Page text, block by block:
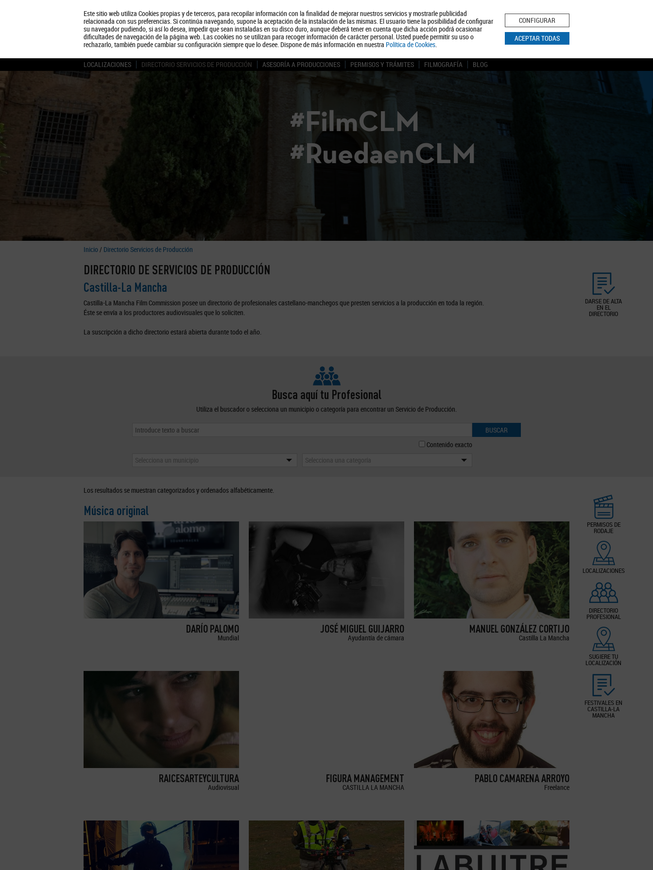
Este sitio web utiliza Cookies propias y de terceros, para recopilar información con la finalidad de mejorar nuestros servicios y mostrarle publicidad
relacionada con sus preferencias. Si continúa navegando, supone la aceptación de la instalación de las mismas. El usuario tiene la posibilidad de configurar
su navegador pudiendo, si así lo desea, impedir que sean instaladas en su disco duro, aunque deberá tener en cuenta que dicha acción podrá ocasionar
dificultades de navegación de la página web. Las cookies no se utilizan para recoger información de carácter personal. Usted puede permitir su uso o
rechazarlo, también puede cambiar su configuración siempre que lo desee. Dispone de más información en nuestra Política de Cookies.
CONFIGURAR
ACEPTAR TODAS
Quiénes somos Turismo Política de Privacidad Aviso Legal Política de Cookies
BUSCAR
LOCALIZACIONES DIRECTORIO SERVICIOS DE PRODUCCIÓN ASESORÍA A PRODUCCIONES PERMISOS Y TRÁMITES FILMOGRAFÍA BLOG
#FilmCLM
#RuedaenCLM
Inicio / Directorio Servicios de Producción
DARSE DE ALTA
EN EL
DIRECTORIO
DIRECTORIO DE SERVICIOS DE PRODUCCIÓN
Castilla-La Mancha
Castilla-La Mancha Film Commission posee un directorio de profesionales castellano-manchegos que presten servicios a la producción en toda la región.
Éste se envía a los productores audiovisuales que lo soliciten.
La suscripción a dicho directorio estará abierta durante todo el año.
Busca aquí tu Profesional
Utiliza el buscador o selecciona un municipio o categoría para encontrar un Servicio de Producción.
BUSCAR
Contenido exacto
Selecciona un municipio
Selecciona una categoría
PERMISOS DE
RODAJE
LOCALIZACIONES
DIRECTORIO
PROFESIONAL
SUGIERE TU
LOCALIZACIÓN
FESTIVALES EN
CASTILLA-LA
MANCHA
Los resultados se muestran categorizados y ordenados alfabéticamente.
Música original
DARÍO PALOMO
Mundial
JOSÉ MIGUEL GUIJARRO
Ayudantía de cámara
MANUEL GONZÁLEZ CORTIJO
Castilla La Mancha
RAICESARTEYCULTURA
Audiovisual
FIGURA MANAGEMENT
CASTILLA LA MANCHA
PABLO CAMARENA ARROYO
Freelance